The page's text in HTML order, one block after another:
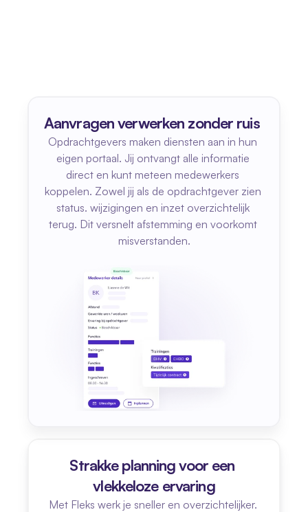
Aanvragen verwerken zonder ruis
Opdrachtgevers maken diensten aan in hun
eigen portaal. Jij ontvangt alle informatie
direct en kunt meteen medewerkers
koppelen. Zowel jij als de opdrachtgever zien
status. wijzigingen en inzet overzichtelijk
terug. Dit versnelt afstemming en voorkomt
misverstanden.
Strakke planning voor een
vlekkeloze ervaring
Met Fleks werk je sneller en overzichtelijker.